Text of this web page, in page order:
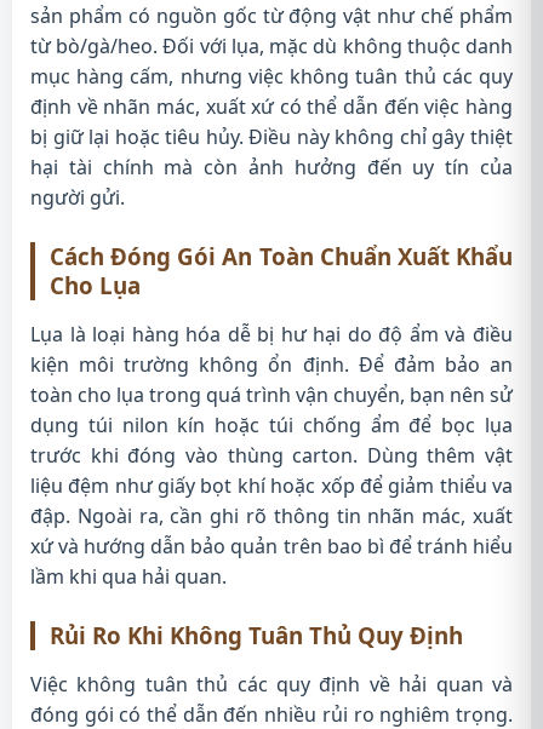
sản phẩm có nguồn gốc từ động vật như chế phẩm
từ bò/gà/heo. Đối với lụa, mặc dù không thuộc danh
mục hàng cấm, nhưng việc không tuân thủ các quy
định về nhãn mác, xuất xứ có thể dẫn đến việc hàng
bị giữ lại hoặc tiêu hủy. Điều này không chỉ gây thiệt
hại tài chính mà còn ảnh hưởng đến uy tín của
người gửi.
Cách Đóng Gói An Toàn Chuẩn Xuất Khẩu
Cho Lụa
Lụa là loại hàng hóa dễ bị hư hại do độ ẩm và điều
kiện môi trường không ổn định. Để đảm bảo an
toàn cho lụa trong quá trình vận chuyển, bạn nên sử
dụng túi nilon kín hoặc túi chống ẩm để bọc lụa
trước khi đóng vào thùng carton. Dùng thêm vật
liệu đệm như giấy bọt khí hoặc xốp để giảm thiểu va
đập. Ngoài ra, cần ghi rõ thông tin nhãn mác, xuất
xứ và hướng dẫn bảo quản trên bao bì để tránh hiểu
lầm khi qua hải quan.
Rủi Ro Khi Không Tuân Thủ Quy Định
Việc không tuân thủ các quy định về hải quan và
đóng gói có thể dẫn đến nhiều rủi ro nghiêm trọng.